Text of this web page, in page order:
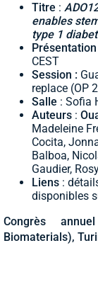
Titre :
enables
type 1
Présentation
CEST
Session :
replace (OP
Salle : Sofia
Auteurs :
Madeleine
Cocita,
Balboa,
Gaudier,
Liens :
disponibles
Congrès
Biomaterials),